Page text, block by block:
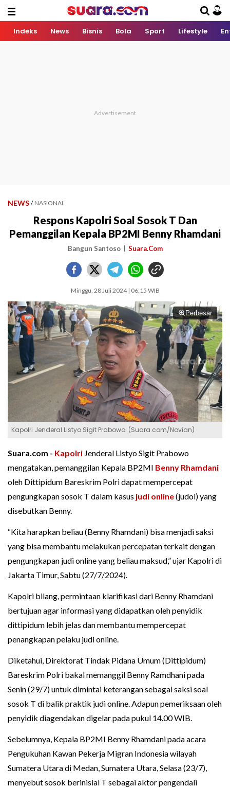
Indeks News Bisnis Bola Sport Lifestyle
NEWS / NASIONAL
Respons Kapolri Soal Sosok T Dan
Pemanggilan Kepala BP2MI Benny Rhamdani
Bangun Santoso Suara.Com
Minggu, 28 Juli 2024 | 06:15 WIB
Perbesar
Kapolri Jenderal Listyo Sigit Prabowo. (Suara.com/Novian)
Suara.com - Kapolri Jenderal Listyo Sigit Prabowo
mengatakan, pemanggilan Kepala BP2MI Benny Rhamdani
oleh Dittipidum Bareskrim Polri dapat mempercepat
pengungkapan sosok T dalam kasus judi online(judol) yang
disebutkan Benny.
“Kita harapkan beliau (Benny Rhamdani) bisa menjadi saksi
yang bisa membantu melakukan percepatan terkait dengan
pengungkapan judi online yang beliau maksud,” ujar Kapolri di
Jakarta Timur, Sabtu (27/7/2024).
Kapolri bilang, permintaan klarifikasi dari Benny Rhamdani
bertujuan agar informasi yang didapatkan oleh penyidik
dittipidum lebih jelas dan membantu mempercepat
penangkapan pelaku judi online.
Diketahui, Direktorat Tindak Pidana Umum (Dittipidum)
Bareskrim Polri bakal memanggil Benny Ramdhani pada
Senin (29/7) untuk dimintai keterangan sebagai saksi soal
sosok T di balik praktik judi online. Adapun pemeriksaan oleh
penyidik diagendakan digelar pada pukul 14.00 WIB.
Sebelumnya, Kepala BP2MI Benny Rhamdani pada acara
Pengukuhan Kawan Pekerja Migran Indonesia wilayah
Sumatera Utara di Medan, Sumatera Utara, Selasa (23/7),
menyebut sosok berinisial T sebagai aktor pengendali